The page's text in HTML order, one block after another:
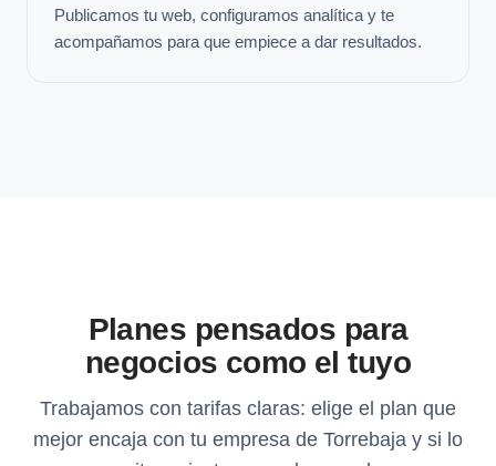
Publicamos tu web, configuramos analítica y te
acompañamos para que empiece a dar resultados.
Planes pensados para
negocios como el tuyo
Trabajamos con tarifas claras: elige el plan que
mejor encaja con tu empresa de Torrebaja y si lo